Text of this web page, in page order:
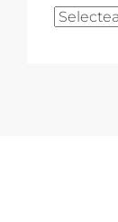
Arhivă